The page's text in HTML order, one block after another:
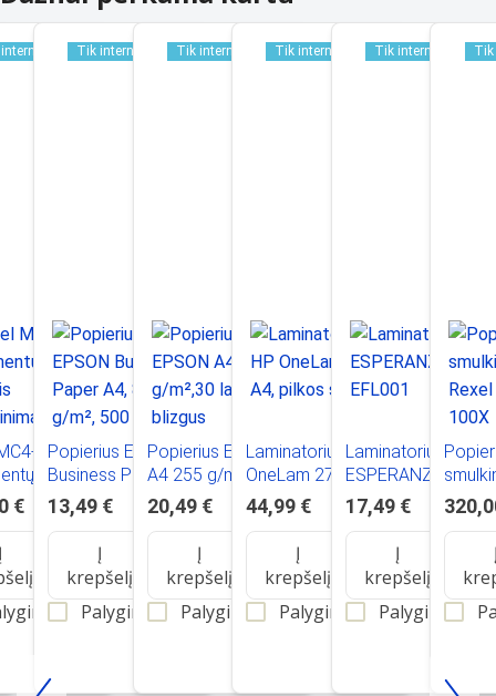
SL
naikiklis
itin
€
Tik internetu
Popierius EPSON
Business Paper A4,
80 g/m², 500 lapų,
baltas
13,49 €
Į
krepšelį
Palyginti
Tik internetu
Popierius EPSON
A4 255 g/m²,30
lapų, blizgus
20,49 €
Į
krepšelį
Palyginti
Tik internetu
Laminatorius HP
OneLam 270, A4,
pilkos spalvos
44,99 €
Į
krepšelį
Palyginti
Tik internetu
Laminatorius
ESPERANZA
EFL001
17,49 €
Į
krepšelį
Palyginti
Tik